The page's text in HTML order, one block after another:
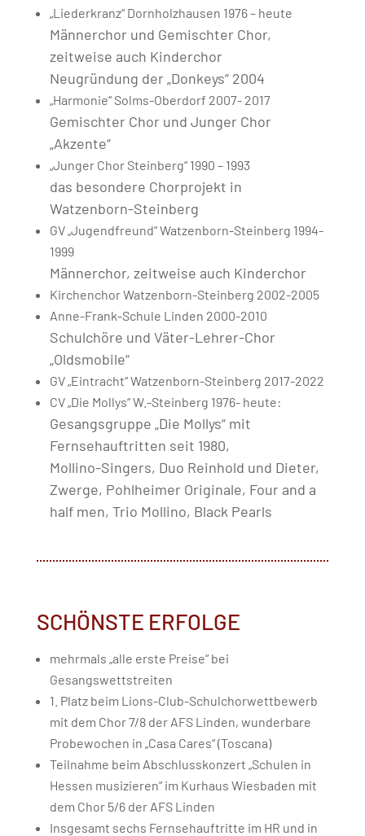
„Liederkranz“ Dornholzhausen 1976 – heute
Männerchor und Gemischter Chor,
zeitweise auch Kinderchor
Neugründung der „Donkeys“ 2004
„Harmonie“ Solms-Oberdorf 2007- 2017
Gemischter Chor und Junger Chor
„Akzente“
„Junger Chor Steinberg“ 1990 – 1993
das besondere Chorprojekt in
Watzenborn-Steinberg
GV „Jugendfreund“ Watzenborn-Steinberg 1994-
1999
Männerchor, zeitweise auch Kinderchor
Kirchenchor Watzenborn-Steinberg 2002-2005
Anne-Frank-Schule Linden 2000-2010
Schulchöre und Väter-Lehrer-Chor
„Oldsmobile“
GV „Eintracht“ Watzenborn-Steinberg 2017-2022
CV „Die Mollys“ W.-Steinberg 1976- heute:
Gesangsgruppe „Die Mollys“ mit
Fernsehauftritten seit 1980,
Mollino-Singers, Duo Reinhold und Dieter,
Zwerge, Pohlheimer Originale, Four and a
half men, Trio Mollino, Black Pearls
SCHÖNSTE ERFOLGE
mehrmals „alle erste Preise“ bei
Gesangswettstreiten
1. Platz beim Lions-Club-Schulchorwettbewerb
mit dem Chor 7/8 der AFS Linden, wunderbare
Probewochen in „Casa Cares“ (Toscana)
Teilnahme beim Abschlusskonzert „Schulen in
Hessen musizieren“ im Kurhaus Wiesbaden mit
dem Chor 5/6 der AFS Linden
Insgesamt sechs Fernsehauftritte im HR und in